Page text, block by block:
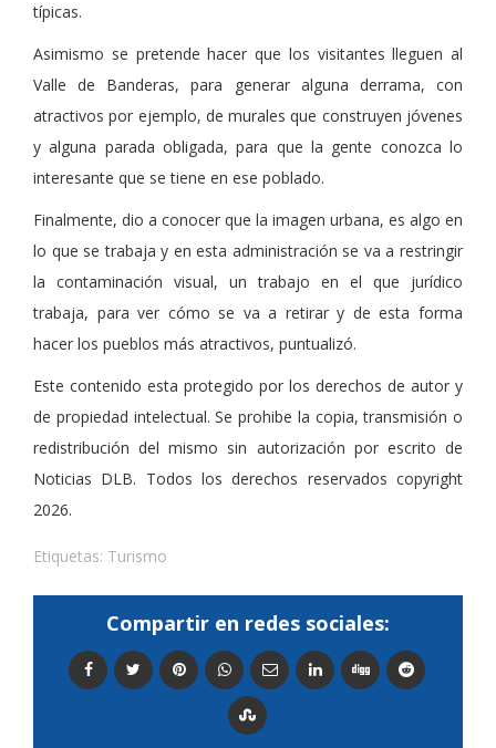
típicas.
Asimismo se pretende hacer que los visitantes lleguen al
Valle de Banderas, para generar alguna derrama, con
atractivos por ejemplo, de murales que construyen jóvenes
y alguna parada obligada, para que la gente conozca lo
interesante que se tiene en ese poblado.
Finalmente, dio a conocer que la imagen urbana, es algo en
lo que se trabaja y en esta administración se va a restringir
la contaminación visual, un trabajo en el que jurídico
trabaja, para ver cómo se va a retirar y de esta forma
hacer los pueblos más atractivos, puntualizó.
Este contenido esta protegido por los derechos de autor y
de propiedad intelectual. Se prohibe la copia, transmisión o
redistribución del mismo sin autorización por escrito de
Noticias DLB. Todos los derechos reservados copyright
2026.
Etiquetas: Turismo
Compartir en redes sociales: